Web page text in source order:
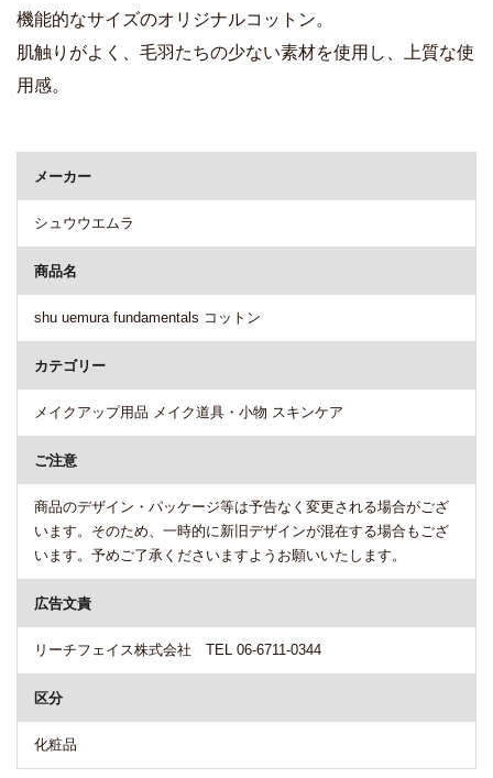
機能的なサイズのオリジナルコットン。
肌触りがよく、毛羽たちの少ない素材を使用し、上質な使
用感。
メーカー
シュウウエムラ
商品名
shu uemura fundamentals コットン
カテゴリー
メイクアップ用品 メイク道具・小物 スキンケア
ご注意
商品のデザイン・パッケージ等は予告なく変更される場合がござ
います。そのため、一時的に新旧デザインが混在する場合もござ
います。予めご了承くださいますようお願いいたします。
広告文責
リーチフェイス株式会社 TEL 06-6711-0344
区分
化粧品